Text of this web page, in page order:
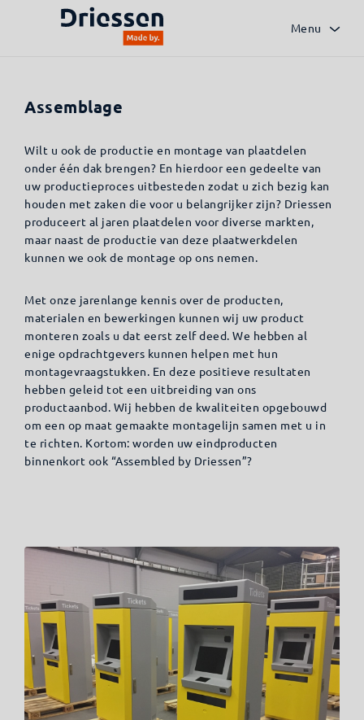
Menu
Alle technieken Laserlassen Mechanische
Assemblage
Wilt u ook de productie en montage van plaatdelen
onder één dak brengen? En hierdoor een gedeelte van
uw productieproces uitbesteden zodat u zich bezig kan
houden met zaken die voor u belangrijker zijn? Driessen
produceert al jaren plaatdelen voor diverse markten,
maar naast de productie van deze plaatwerkdelen
kunnen we ook de montage op ons nemen.
Met onze jarenlange kennis over de producten,
materialen en bewerkingen kunnen wij uw product
monteren zoals u dat eerst zelf deed. We hebben al
enige opdrachtgevers kunnen helpen met hun
montagevraagstukken. En deze positieve resultaten
hebben geleid tot een uitbreiding van ons
productaanbod. Wij hebben de kwaliteiten opgebouwd
om een op maat gemaakte montagelijn samen met u in
te richten. Kortom: worden uw eindproducten
binnenkort ook “Assembled by Driessen”?